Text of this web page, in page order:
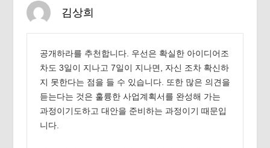
김상희
공개하라를 추천합니다. 우선은 확실한 아이디어조
차도 3일이 지나고 7일이 지나면, 자신 조차 확신하
지 못한다는 점을 들 수 있습니다. 또한 많은 의견을
듣는다는 것은 훌륭한 사업계획서를 완성해 가는
과정이기도하고 대안을 준비하는 과정이기 때문입
니다.